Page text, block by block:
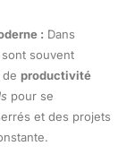
: Dans
sont souvent
productivité
pour se
et des projets